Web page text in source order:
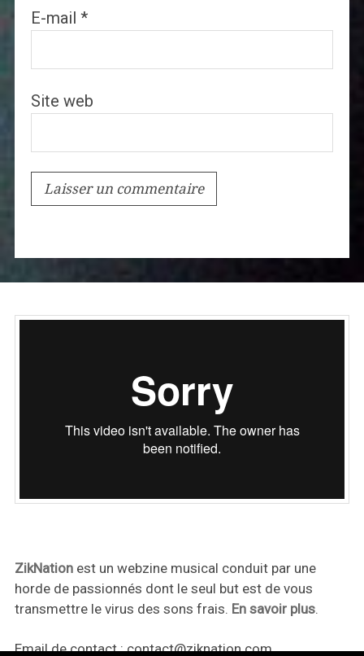
E-mail *
Site web
ZikNationest un webzine musical conduit par une
horde de passionnés dont le seul but est de vous
transmettre le virus des sons frais. En savoir plus.
Email de contact :contact@ziknation.com